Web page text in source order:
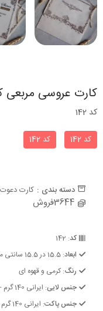
کارت عروسی مربعی
کد 142
کد 142 کد 142
دسته بندی : کارت
3644فروش
کد: 142
ابعاد: 15.5 در 15.5 سانتی متر
رنگ: کرمی و قهوه ای
جنس لایی: ایرانی 140 گرم - کرافت 190 گرم
جنس پاکت: ایرانی 140 گرم - کرافت 190 گرم طلا کوب شده